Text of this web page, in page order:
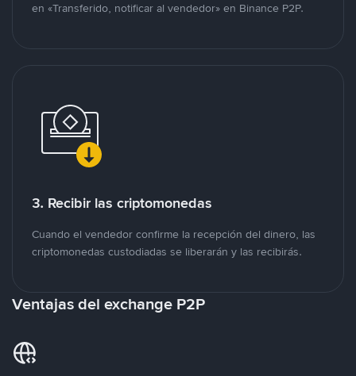
en «Transferido, notificar al vendedor» en Binance P2P.
3. Recibir las criptomonedas
Cuando el vendedor confirme la recepción del dinero, las
criptomonedas custodiadas se liberarán y las recibirás.
Ventajas del exchange P2P